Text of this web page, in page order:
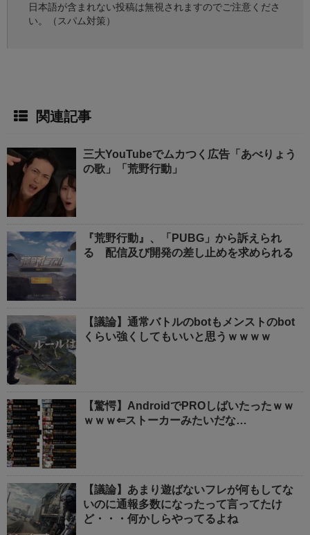
日本語が含まれない投稿は無視されますのでご注意くださ
い。（スパム対策）
関連記事
三大YouTubeでムカつく広告「あべりょう
の歌」「荒野行動」
『荒野行動』、「PUBG」から訴えられ
る 配信及び開発の差し止めを求められる
【議論】通常バトルのbotもメンストのbot
くらい強くしてもいいと思うｗｗｗｗ
【驚愕】AndroidでPROしばいたったｗｗ
ｗｗｗ⇐ストーカーみたいだな…
【議論】あまり遊ばないフレが何もしてな
いのに通報多数になったって言ってたけ
ど・・・何かしらやってるよね